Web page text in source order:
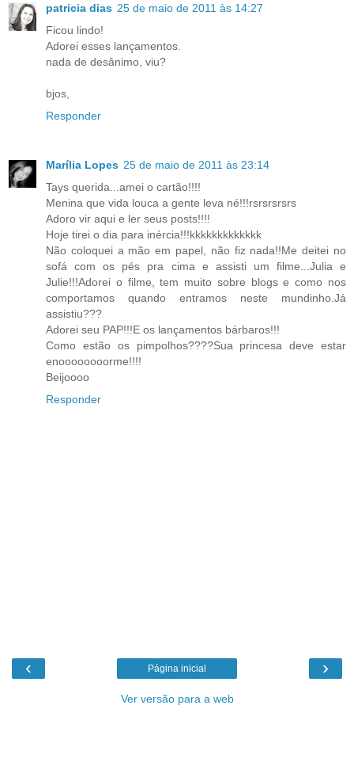
patricia dias 25 de maio de 2011 às 14:27
Ficou lindo!
Adorei esses lançamentos.
nada de desânimo, viu?
bjos,
Responder
Marília Lopes 25 de maio de 2011 às 23:14
Tays querida...amei o cartão!!!!
Menina que vida louca a gente leva né!!!rsrsrsrsrs
Adoro vir aqui e ler seus posts!!!!
Hoje tirei o dia para inércia!!!kkkkkkkkkkkkk
Não coloquei a mão em papel, não fiz nada!!Me deitei no
sofá com os pés pra cima e assisti um filme...Julia e
Julie!!!Adorei o filme, tem muito sobre blogs e como nos
comportamos quando entramos neste mundinho.Já
assistiu???
Adorei seu PAP!!!E os lançamentos bárbaros!!!
Como estão os pimpolhos????Sua princesa deve estar
enoooooooorme!!!!
Beijoooo
Responder
‹ ›
Página inicial
Ver versão para a web